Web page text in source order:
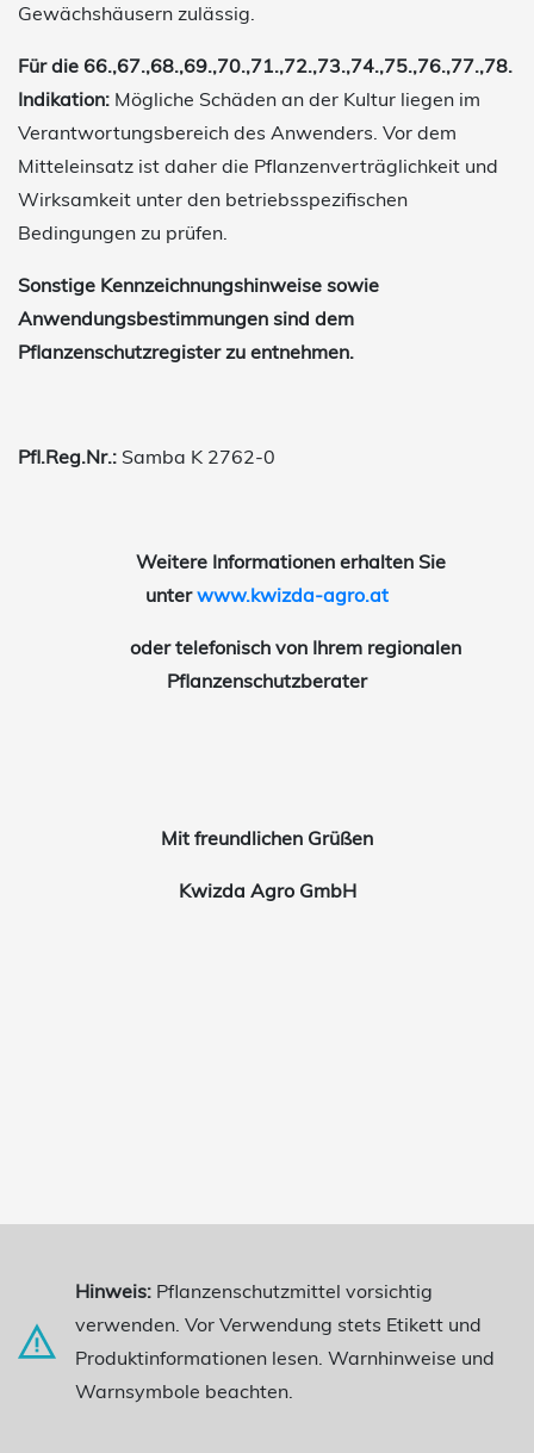
Gewächshäusern zulässig.
Für die 66.,67.,68.,69.,70.,71.,72.,73.,74.,75.,76.,77.,78.
Indikation: Mögliche Schäden an der Kultur liegen im
Verantwortungsbereich des Anwenders. Vor dem
Mitteleinsatz ist daher die Pflanzenverträglichkeit und
Wirksamkeit unter den betriebsspezifischen
Bedingungen zu prüfen.
Sonstige Kennzeichnungshinweise sowie
Anwendungsbestimmungen sind dem
Pflanzenschutzregister zu entnehmen.
Pfl.Reg.Nr.: Samba K 2762-0
Weitere Informationen erhalten Sie
unterwww.kwizda-agro.at
oder telefonisch von Ihrem regionalen
Pflanzenschutzberater
Mit freundlichen Grüßen
Kwizda Agro GmbH
Hinweis: Pflanzenschutzmittel vorsichtig
verwenden. Vor Verwendung stets Etikett und
Produktinformationen lesen. Warnhinweise und
Warnsymbole beachten.